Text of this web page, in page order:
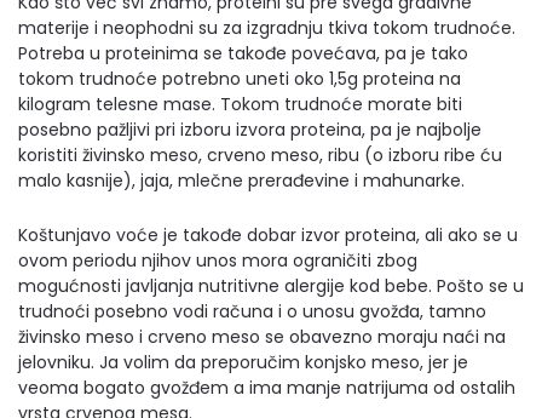
materije i neophodni su za izgradnju tkiva tokom trudnoće.
Potreba u proteinima se takođe povećava, pa je tako
tokom trudnoće potrebno uneti oko 1,5g proteina na
kilogram telesne mase. Tokom trudnoće morate biti
posebno pažljivi pri izboru izvora proteina, pa je najbolje
koristiti živinsko meso, crveno meso, ribu (o izboru ribe ću
malo kasnije), jaja, mlečne prerađevine i mahunarke.
Koštunjavo voće je takođe dobar izvor proteina, ali ako se u
ovom periodu njihov unos mora ograničiti zbog
mogućnosti javljanja nutritivne alergije kod bebe. Pošto se u
trudnoći posebno vodi računa i o unosu gvožđa, tamno
živinsko meso i crveno meso se obavezno moraju naći na
jelovniku. Ja volim da preporučim konjsko meso, jer je
veoma bogato gvožđem a ima manje natrijuma od ostalih